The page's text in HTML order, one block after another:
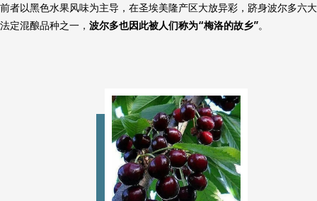
前者以黑色水果风味为主导，在圣埃美隆产区大放异彩，跻身波尔多六大
法定混酿品种之一， 波尔多也因此被人们称为“梅洛的故乡”。